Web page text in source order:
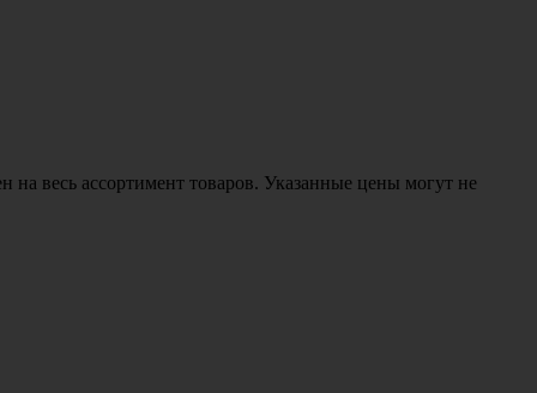
весь ассортимент товаров. Указанные цены могут не